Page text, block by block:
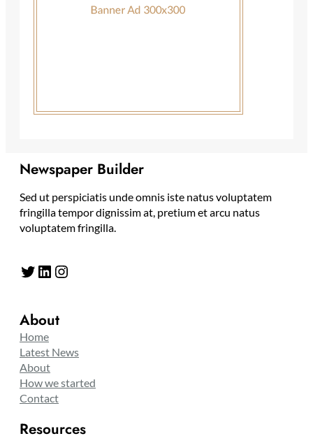
Newspaper Builder
Sed ut perspiciatis unde omnis iste natus voluptatem
fringilla tempor dignissim at, pretium et arcu natus
voluptatem fringilla.
Twitter LinkedIn Instagram
About
Home
Latest News
About
How we started
Contact
Resources